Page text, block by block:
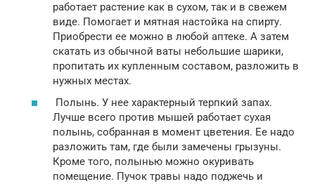
работает растение как в сухом, так и в свежем
виде. Помогает и мятная настойка на спирту.
Приобрести ее можно в любой аптеке. А затем
скатать из обычной ваты небольшие шарики,
пропитать их купленным составом, разложить в
нужных местах.
Полынь. У нее характерный терпкий запах.
Лучше всего против мышей работает сухая
полынь, собранная в момент цветения. Ее надо
разложить там, где были замечены грызуны.
Кроме того, полынью можно окуривать
помещение. Пучок травы надо поджечь и